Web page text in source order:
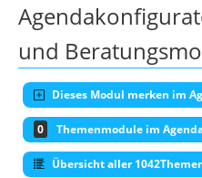
und
Dieses Modul merken im
0 Themenmodule im
Übersicht aller